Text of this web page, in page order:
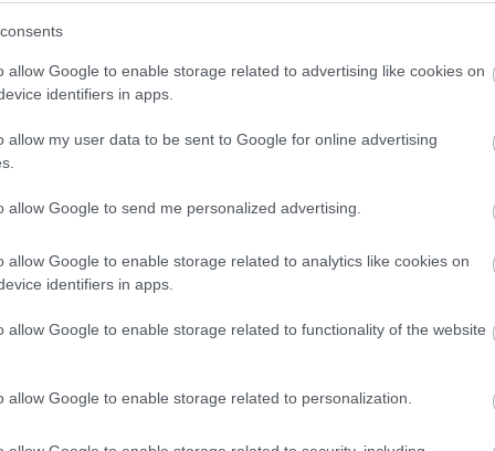
allow Google to enable storage related to advertising like cookies on
identifiers in apps.
allow my user data to be sent to Google for online advertising
allow Google to send me personalized advertising.
allow Google to enable storage related to analytics like cookies on
identifiers in apps.
allow Google to enable storage related to functionality of the website
allow Google to enable storage related to personalization.
σε μικρή ηλικία, η δυσλεξία δεν θα έχει κάποιον
την ζωή του ατόμου.
άτομα, η δυσλεξία είναι κάτι που θα
πολλά άτομα με δυσλεξία μαθαίνουν να διαβάζουν
σε μεγάλο βαθμό.
το iatronet.gr στο Discover